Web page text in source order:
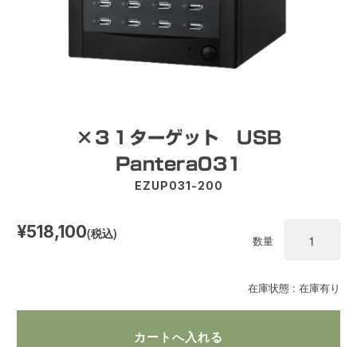
×３１ターゲット USB
Pantera031
EZUP031-200
在庫状態 : 在庫有り
¥518,100(税込)
数量